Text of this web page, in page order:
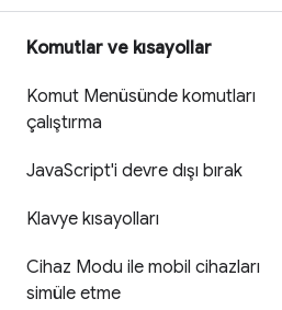
Komutlar ve kısayollar
Komut Menüsünde komutları
çalıştırma
JavaScript'i devre dışı bırak
Klavye kısayolları
Cihaz Modu ile mobil cihazları
simüle etme